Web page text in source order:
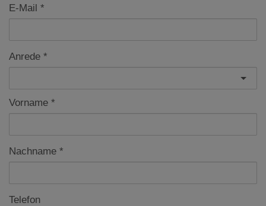
E-Mail
Anrede
Vorname
Nachname
Telefon